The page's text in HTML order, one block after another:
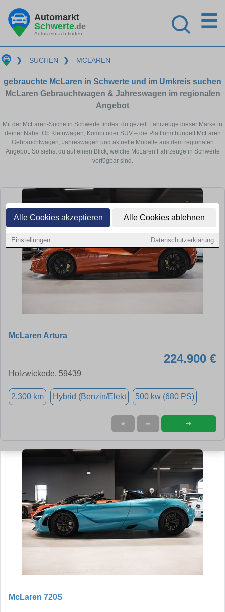
Alle Cookies akzeptieren Alle Cookies ablehnen
Einstellungen Datenschutzerklärung
Automarkt
Schwerte.de
Autos einfach finden
☰
❯ SUCHEN ❯ MCLAREN
gebrauchte McLaren in Schwerte und im Umkreis suchen
McLaren Gebrauchtwagen & Jahreswagen im regionalen
Angebot
Mit der McLaren-Suche in Schwerte findest du gezielt Fahrzeuge dieser Marke in
deiner Nähe. Ob Kleinwagen, Kombi oder SUV – die Plattform bündelt McLaren
Gebrauchtwagen, Jahreswagen und aktuelle Modelle aus dem regionalen
Angebot. So siehst du auf einen Blick, welche McLaren Fahrzeuge in Schwerte
verfügbar sind.
McLaren Artura
224.900 €
Holzwickede, 59439
2.300 km Hybrid (Benzin/Elekt 500 kw (680 PS)
★ ➦ ➜
McLaren 720S